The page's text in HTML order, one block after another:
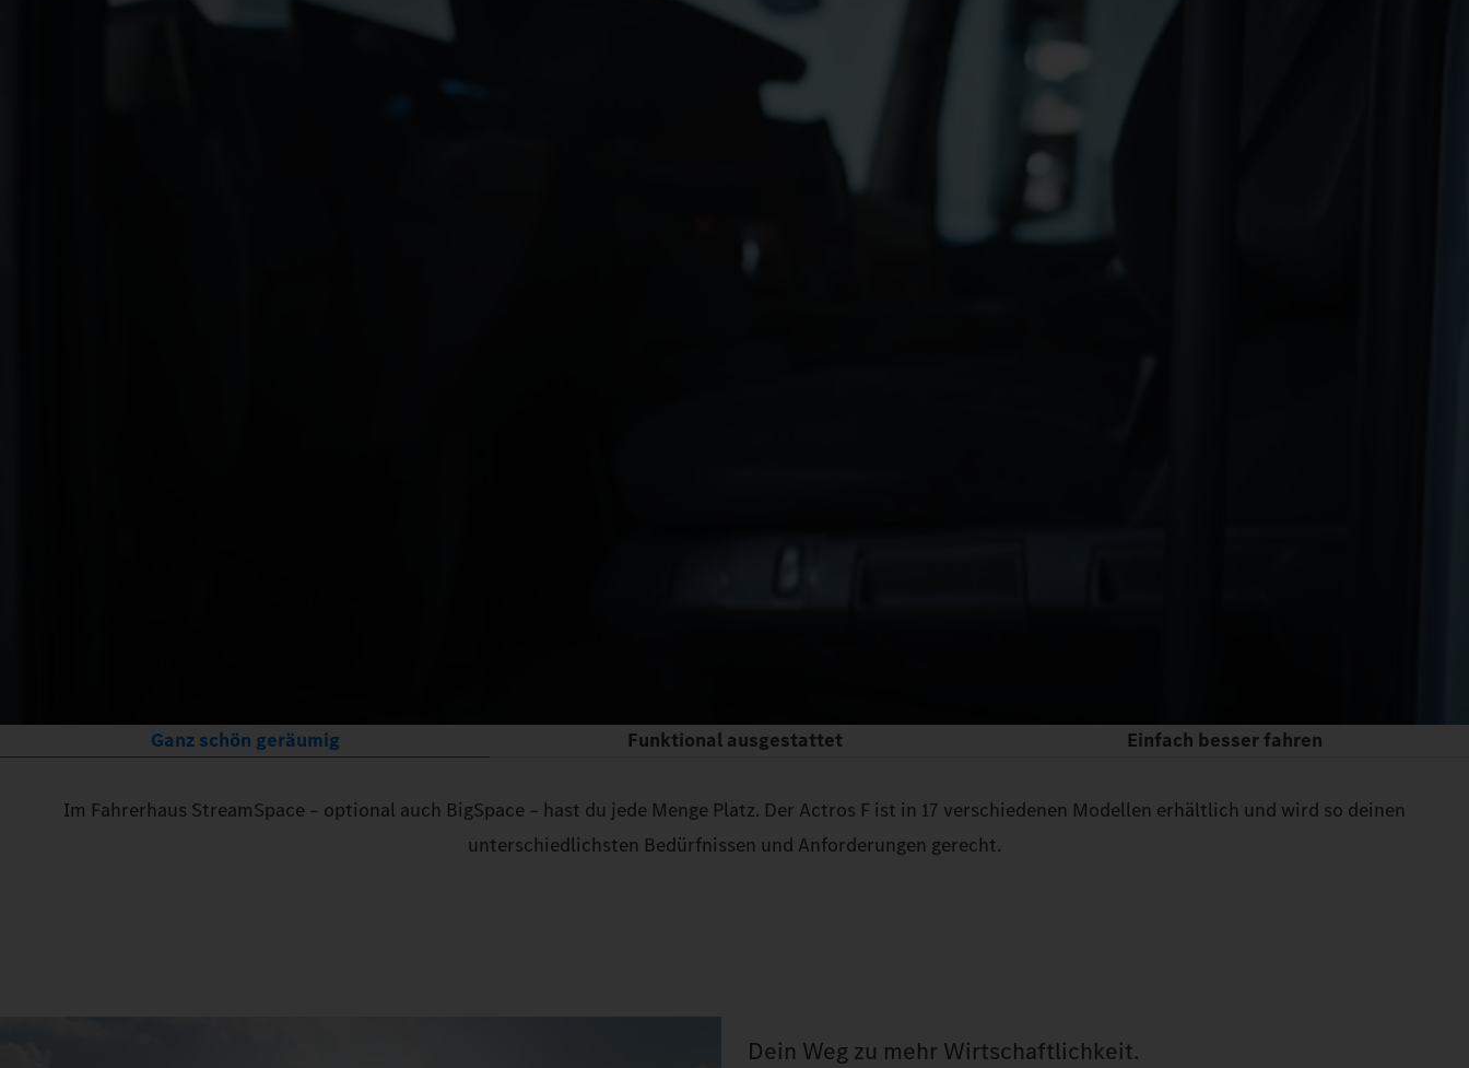
Ganz schön geräumig Funktional ausgestattet Einfach besser fahren
Im Fahrerhaus StreamSpace – optional auch BigSpace – hast du jede Menge Platz. Der Actros F ist in 17 verschiedenen Modellen erhältlich und wird so deinen
unterschiedlichsten Bedürfnissen und Anforderungen gerecht.
Dein Weg zu mehr Wirtschaftlichkeit.